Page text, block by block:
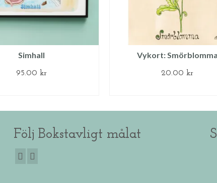
Simhall
95.00 kr
Vykort:
20.00 kr
Följ Bokstavligt målat